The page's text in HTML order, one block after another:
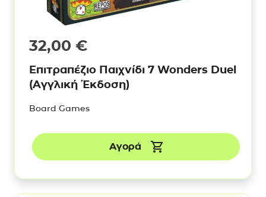
32,00 €
Επιτραπέζιο Παιχνίδι 7 Wonders Duel
(Αγγλική Έκδοση)
Board Games
Αγορά